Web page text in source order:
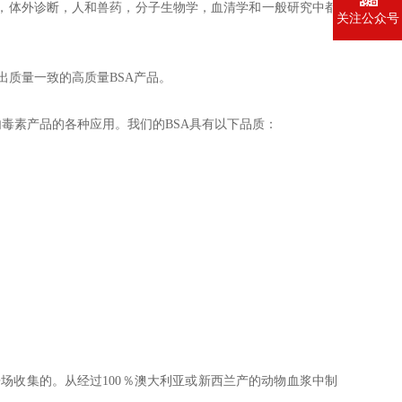
外诊断，人和兽药，分子生物学，血清学和一般研究中都
量一致的高质量BSA产品。
素产品的各种应用。我们的BSA具有以下品质：
收集的。从经过100％澳大利亚或新西兰产的动物血浆中制
关注公众号